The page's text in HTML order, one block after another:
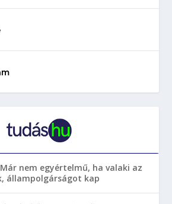
nem egyértelmű, ha valaki az
állampolgárságot kap